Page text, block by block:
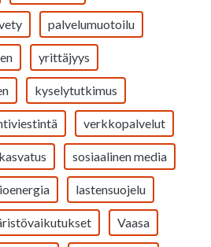
palvelumuotoilu
yrittäjyys
kyselytutkimus
verkkopalvelut
sosiaalinen media
lastensuojelu
Vaasa